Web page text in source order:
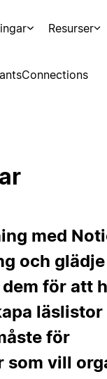
Resurser
Connections
med
och
för att
för
vill